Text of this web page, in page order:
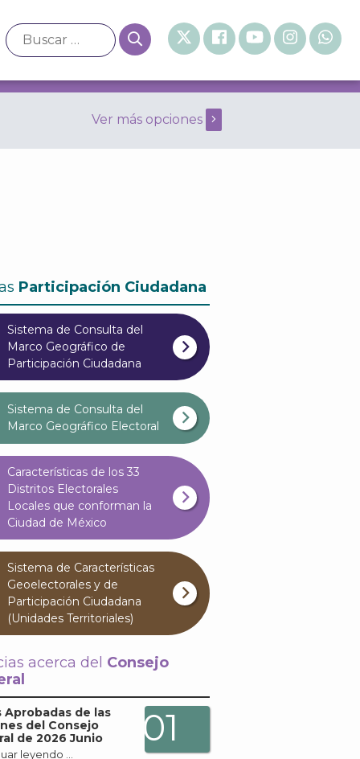
Ver más opciones
del Consejo General de 2016
Participación Ciudadana
Sistema de Consulta del
Marco Geográfico de
Participación Ciudadana
Sistema de Consulta del
Marco Geográfico Electoral
Características de los 33
Distritos Electorales
Locales que conforman la
Ciudad de México
Sistema de Características
Geoelectorales y de
Participación Ciudadana
(Unidades Territoriales)
acerca del Consejo
Aprobadas de las
del Consejo
de 2026 Junio
leyendo …
01